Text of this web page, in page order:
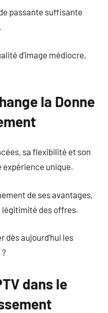
passante suffisante
d’image médiocre,
la Donne
sa flexibilité et son
expérience unique.
de ses avantages,
légitimité des offres.
dès aujourd’hui les
dans le